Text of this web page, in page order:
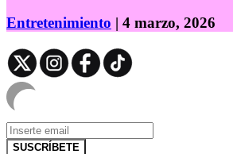
Entretenimiento | 4 marzo, 2026
SUSCRÍBETE